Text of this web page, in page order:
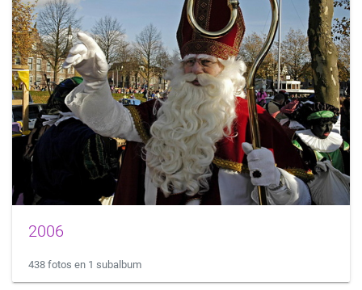
2006
438 fotos en 1 subalbum